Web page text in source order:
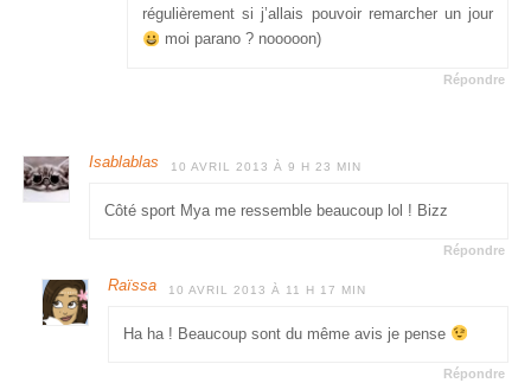
régulièrement si j’allais pouvoir remarcher un jour
moi parano ? nooooon)
Répondre
Isablablas 10 AVRIL 2013 À 9 H 23 MIN
Côté sport Mya me ressemble beaucoup lol ! Bizz
Répondre
Raïssa 10 AVRIL 2013 À 11 H 17 MIN
Ha ha ! Beaucoup sont du même avis je pense
Répondre